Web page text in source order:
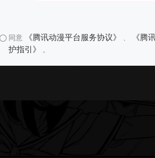
同意 《腾讯动漫平台服务协议》
《腾
护指引》
。